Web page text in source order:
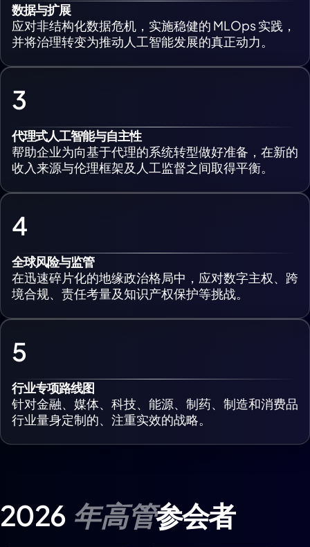
数据与扩展
应对非结构化数据危机，实施稳健的 MLOps 实践，
并将治理转变为推动人工智能发展的真正动力。
3
代理式人工智能与自主性
帮助企业为向基于代理的系统转型做好准备，在新的
收入来源与伦理框架及人工监督之间取得平衡。
4
全球风险与监管
在迅速碎片化的地缘政治格局中，应对数字主权、跨
境合规、责任考量及知识产权保护等挑战。
5
行业专项路线图
针对金融、媒体、科技、能源、制药、制造和消费品
行业量身定制的、注重实效的战略。
2026年高管参会者